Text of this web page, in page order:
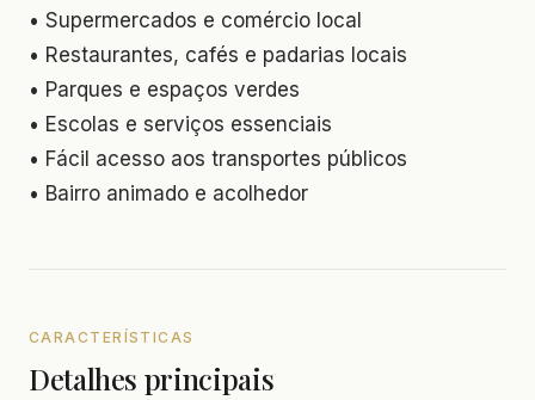
• Supermercados e comércio local
• Restaurantes, cafés e padarias locais
• Parques e espaços verdes
• Escolas e serviços essenciais
• Fácil acesso aos transportes públicos
• Bairro animado e acolhedor
CARACTERÍSTICAS
Detalhes principais